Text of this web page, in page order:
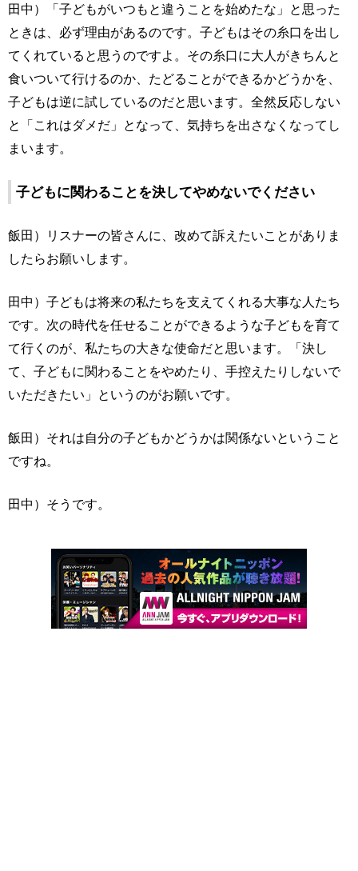
田中）「子どもがいつもと違うことを始めたな」と思った
ときは、必ず理由があるのです。子どもはその糸口を出し
てくれていると思うのですよ。その糸口に大人がきちんと
食いついて行けるのか、たどることができるかどうかを、
子どもは逆に試しているのだと思います。全然反応しない
と「これはダメだ」となって、気持ちを出さなくなってし
まいます。
子どもに関わることを決してやめないでください
飯田）リスナーの皆さんに、改めて訴えたいことがありま
したらお願いします。
田中）子どもは将来の私たちを支えてくれる大事な人たち
です。次の時代を任せることができるような子どもを育て
て行くのが、私たちの大きな使命だと思います。「決し
て、子どもに関わることをやめたり、手控えたりしないで
いただきたい」というのがお願いです。
飯田）それは自分の子どもかどうかは関係ないということ
ですね。
田中）そうです。